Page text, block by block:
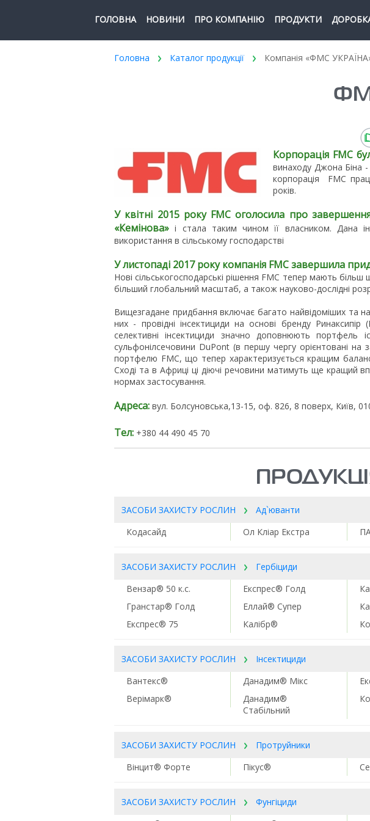
ГОЛОВНА НОВИНИ ПРО КОМПАНІЮ ПРОДУКТИ
Головна Каталог продукції Компанія «ФМС
Корпорація FMC
винаходу Джона Біна
корпорація FMC
років.
У квітні 2015 року FMC оголосила про
«Кемінова» і стала таким чином її власником. Дана
використання в сільському господарстві
У листопаді 2017 року компанія FMC завершила
Нові сільськогосподарські рішення FMC тепер мають
більший глобальний масштаб, а також науково-дослідні
Вищезгадане придбання включає багато найвідоміших та
них - провідні інсектициди на основі бренду
селективні інсектициди значно доповнюють портфель
сульфонілсечовини DuPont (в першу чергу орієнтовані
портфелю FMC, що тепер характеризується кращим
Сході та в Африці ці діючі речовини матимуть ще кращий
нормах застосування.
Адреса: вул. Болсуновська,13-15, оф. 826, 8 поверх, Київ,
Тел: +380 44 490 45 70
ЗАСОБИ ЗАХИСТУ РОСЛИН
Ад`юванти
Кодасайд
Ол Кліар Екстра
ЗАСОБИ ЗАХИСТУ РОСЛИН
Гербіциди
Вензар® 50 к.с.
Гранстар® Голд
Експрес® 75
Експрес® Голд
Еллай® Супер
Калібр®
ЗАСОБИ ЗАХИСТУ РОСЛИН
Інсектициди
Вантекс®
Верімарк®
Данадим® Мікс
Данадим®
Стабільний
ЗАСОБИ ЗАХИСТУ РОСЛИН
Протруйники
Вінцит® Форте
Пікус®
ЗАСОБИ ЗАХИСТУ РОСЛИН
Фунгіциди